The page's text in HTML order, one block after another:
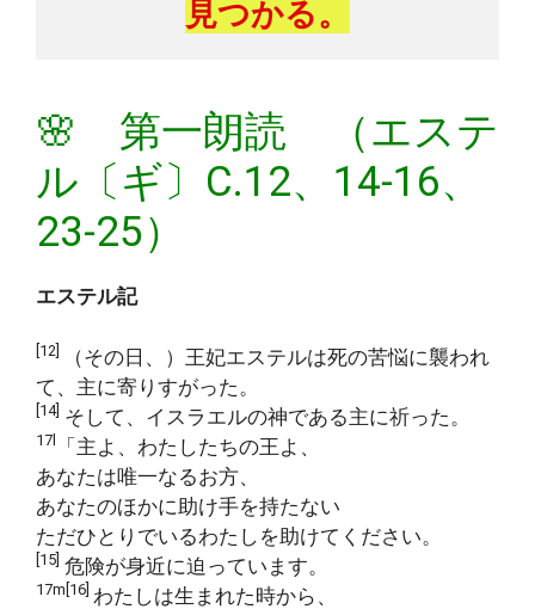
見つかる。
🌸 第一朗読 （エステ
ル〔ギ〕C.12、14-16、
23-25）
エステル記
[12]
（その日、）王妃エステルは死の苦悩に襲われ
て、主に寄りすがった。
[14] そして、イスラエルの神である主に祈った。
17l
「主よ、わたしたちの王よ、
あなたは唯一なるお方、
あなたのほかに助け手を持たない
ただひとりでいるわたしを助けてください。
[15] 危険が身近に迫っています。
17m[16] わたしは生まれた時から、